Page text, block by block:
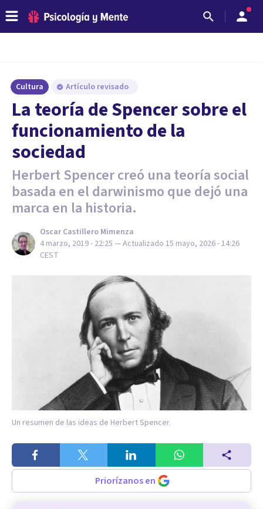
Cultura Artículo revisado
La teoría de Spencer sobre el
funcionamiento de la
sociedad
Herbert Spencer creó una teoría social
basada en el darwinismo que dejó una
marca en la historia.
Oscar Castillero Mimenza
4 marzo, 2019 - 22:25 — Actualizado 15 mayo, 2026 - 14:26
CEST
Un resumen de las ideas de Herbert Spencer.
Priorízanos en